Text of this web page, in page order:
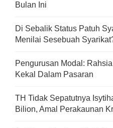
Bulan Ini
Di Sebalik Status Patuh
Menilai Sesebuah
Pengurusan Modal:
Kekal Dalam Pasaran
TH Tidak Sepatutnya
Bilion, Amal Perakaunan